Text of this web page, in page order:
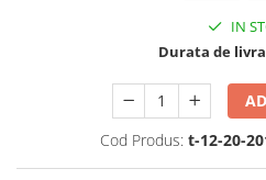
IN
Durata de
Cod Produs: t-12-20-